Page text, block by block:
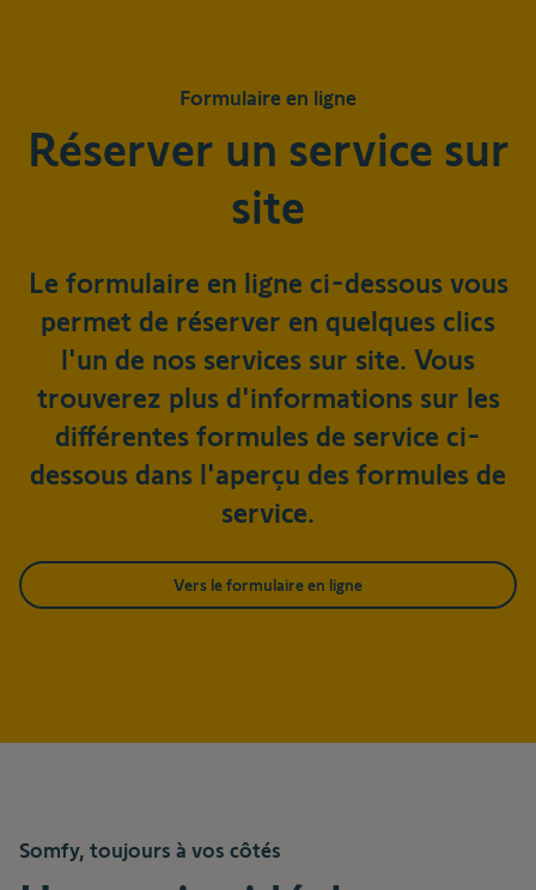
Formulaire en ligne
Réserver un service sur
site
Le formulaire en ligne ci-dessous vous
permet de réserver en quelques clics
l'un de nos services sur site. Vous
trouverez plus d'informations sur les
différentes formules de service ci-
dessous dans l'aperçu des formules de
service.
Vers le formulaire en ligne
Somfy, toujours à vos côtés